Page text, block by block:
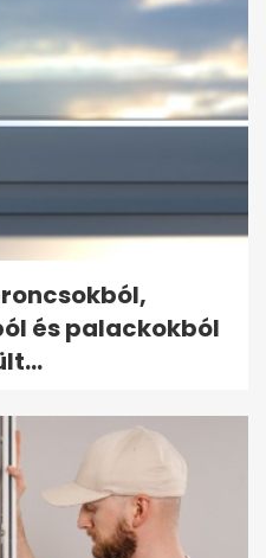
és palackokból